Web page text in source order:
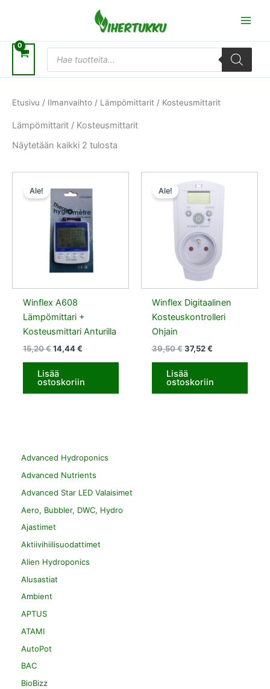
Products
search
Advanced Hydroponics
Advanced Nutrients
Advanced Star LED Valaisimet
Aero, Bubbler, DWC, Hydro
Ajastimet
Aktiivihiilisuodattimet
Alien Hydroponics
Alusastiat
Ambient
APTUS
ATAMI
AutoPot
BAC
BioBizz
Etusivu / Ilmanvaihto / Lämpömittarit / Kosteusmittarit
Lämpömittarit / Kosteusmittarit
Näytetään kaikki 2 tulosta
Ale!
Winflex A608
Lämpömittari +
Kosteusmittari Anturilla
15,20€
hinta
oli:
15,20 €.
14,44€
hinta
on:
Lisää
ostoskoriin
Ale!
Winflex Digitaalinen
Kosteuskontrolleri
Ohjain
39,50€
hinta
39,50 €.
37,52€
hinta
37,52 €.
Lisää
ostoskoriin